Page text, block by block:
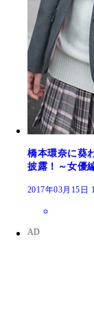
橋本環奈に葵
披露！～女優
2017年03月15日